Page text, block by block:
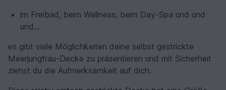
im Freibad, beim Wellness, beim Day-Spa und und
und...
es gibt viele Möglichkeiten deine selbst gestrickte
Meerjungfrau-Decke zu präsentieren und mit Sicherheit
ziehst du die Aufmerksamkeit auf dich.